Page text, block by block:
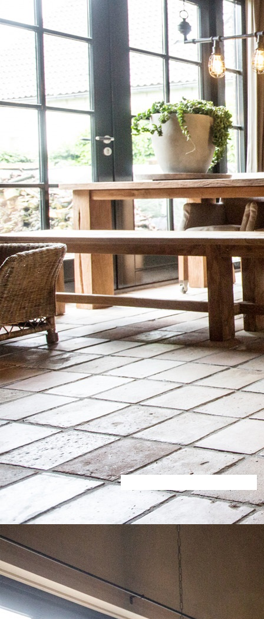
decoratie (23)
decoratie (24)